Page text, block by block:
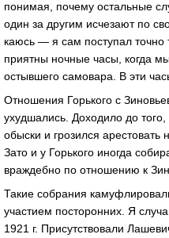
понимая, почему остальные
один за другим исчезают по
каюсь — я сам поступал
приятны ночные часы, когда
остывшего самовара. В эти
Отношения Горького с
ухудшались. Доходило до того,
обыски и грозился арестовать
Зато и у Горького иногда
враждебно по отношению к
Такие собрания
участием посторонних. Я
1921 г. Присутствовали